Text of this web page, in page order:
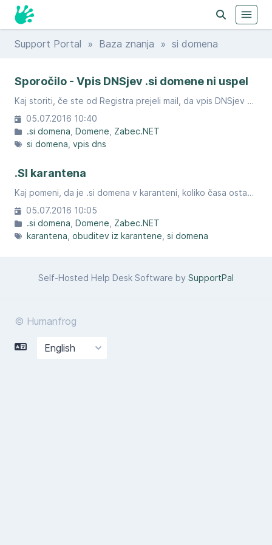
Support Portal » Baza znanja » si domena
Sporočilo - Vpis DNSjev .si domene ni uspel
Kaj storiti, če ste od Registra prejeli mail, da vpis DNSjev za vašo domeno ni uspel.
05.07.2016 10:40
.si domena Domene Zabec.NET
si domena vpis dns
.SI karantena
Kaj pomeni, da je .si domena v karanteni, koliko časa ostane tam ter ali moja spletna stran in epošta takrat delujeta?
05.07.2016 10:05
.si domena Domene Zabec.NET
karantena obuditev iz karantene si domena
Self-Hosted Help Desk Software by SupportPal
© Humanfrog